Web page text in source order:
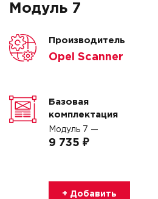
Модуль 7
Производитель
Opel Scanner
Базовая
комплектация
Модуль 7 —
9 735 ₽
+ Добавить